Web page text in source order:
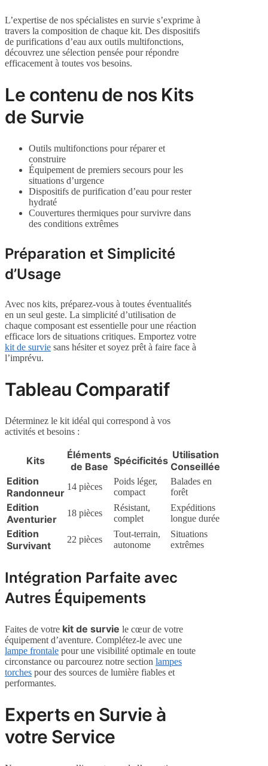
L’expertise de nos spécialistes en survie s’exprime à
travers la composition de chaque kit. Des dispositifs
de purifications d’eau aux outils multifonctions,
découvrez une sélection pensée pour répondre
efficacement à toutes vos besoins.
Le contenu de nos Kits
de Survie
Outils multifonctions pour réparer et
construire
Équipement de premiers secours pour les
situations d’urgence
Dispositifs de purification d’eau pour rester
hydraté
Couvertures thermiques pour survivre dans
des conditions extrêmes
Préparation et Simplicité
d’Usage
Avec nos kits, préparez-vous à toutes éventualités
en un seul geste. La simplicité d’utilisation de
chaque composant est essentielle pour une réaction
efficace lors de situations critiques. Emportez votre
kit de survie sans hésiter et soyez prêt à faire face à
l’imprévu.
Tableau Comparatif
Déterminez le kit idéal qui correspond à vos
activités et besoins :
Kits
Éléments
de Base Spécificités Utilisation
Conseillée
Edition
Randonneur
14 pièces
Poids léger,
compact
Balades en
forêt
Edition
Aventurier
18 pièces
Résistant,
complet
Expéditions
longue durée
Edition
Survivant
22 pièces
Tout-terrain,
autonome
Situations
extrêmes
Intégration Parfaite avec
Autres Équipements
Faites de votre kit de survie le cœur de votre
équipement d’aventure. Complétez-le avec une
lampe frontale pour une visibilité optimale en toute
circonstance ou parcourez notre section lampes
torches pour des sources de lumière fiables et
performantes.
Experts en Survie à
votre Service